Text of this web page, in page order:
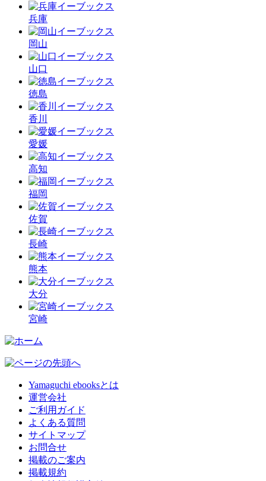
兵庫
岡山
山口
徳島
香川
愛媛
高知
福岡
佐賀
長崎
熊本
大分
宮崎
Yamaguchi ebooksとは
運営会社
ご利用ガイド
よくある質問
サイトマップ
お問合せ
掲載のご案内
掲載規約